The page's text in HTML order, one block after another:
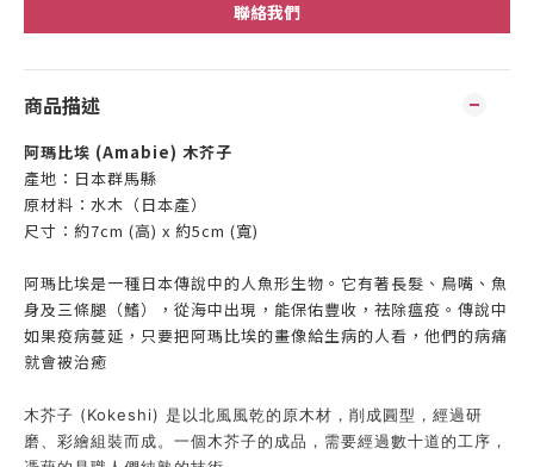
聯絡我們
商品描述
阿瑪比埃 (Amabie) 木芥子
產地：日本群馬縣
原材料：水木（日本產）
尺寸： 約7cm (高) x 約5cm (寬)
阿瑪比埃是一種日本傳說中的人魚形生物。它有著長髮、鳥嘴、魚
身及三條腿（鰭），從海中出現，能保佑豐收，祛除瘟疫。傳說中
如果疫病蔓延，只要把阿瑪比埃的畫像給生病的人看，他們的病痛
就會被治癒
木芥子 (Kokeshi) 是以北風風乾的原木材，削成圓型，經過研
磨、彩繪組裝而成。一個木芥子的成品，需要經過數十道的工序，